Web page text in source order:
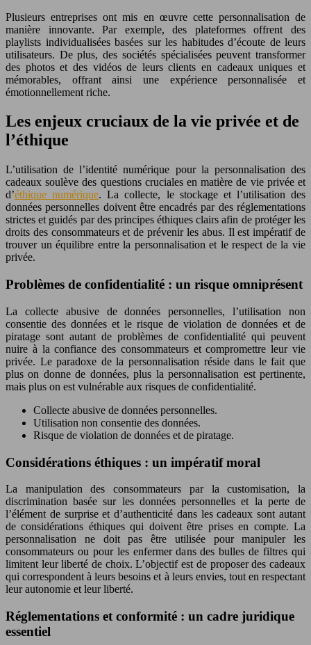
Plusieurs entreprises ont mis en œuvre cette personnalisation de
manière innovante. Par exemple, des plateformes offrent des
playlists individualisées basées sur les habitudes d’écoute de leurs
utilisateurs. De plus, des sociétés spécialisées peuvent transformer
des photos et des vidéos de leurs clients en cadeaux uniques et
mémorables, offrant ainsi une expérience personnalisée et
émotionnellement riche.
Les enjeux cruciaux de la vie privée et de
l’éthique
L’utilisation de l’identité numérique pour la personnalisation des
cadeaux soulève des questions cruciales en matière de vie privée et
d’éthique numérique. La collecte, le stockage et l’utilisation des
données personnelles doivent être encadrés par des réglementations
strictes et guidés par des principes éthiques clairs afin de protéger les
droits des consommateurs et de prévenir les abus. Il est impératif de
trouver un équilibre entre la personnalisation et le respect de la vie
privée.
Problèmes de confidentialité : un risque omniprésent
La collecte abusive de données personnelles, l’utilisation non
consentie des données et le risque de violation de données et de
piratage sont autant de problèmes de confidentialité qui peuvent
nuire à la confiance des consommateurs et compromettre leur vie
privée. Le paradoxe de la personnalisation réside dans le fait que
plus on donne de données, plus la personnalisation est pertinente,
mais plus on est vulnérable aux risques de confidentialité.
Collecte abusive de données personnelles.
Utilisation non consentie des données.
Risque de violation de données et de piratage.
Considérations éthiques : un impératif moral
La manipulation des consommateurs par la customisation, la
discrimination basée sur les données personnelles et la perte de
l’élément de surprise et d’authenticité dans les cadeaux sont autant
de considérations éthiques qui doivent être prises en compte. La
personnalisation ne doit pas être utilisée pour manipuler les
consommateurs ou pour les enfermer dans des bulles de filtres qui
limitent leur liberté de choix. L’objectif est de proposer des cadeaux
qui correspondent à leurs besoins et à leurs envies, tout en respectant
leur autonomie et leur liberté.
Réglementations et conformité : un cadre juridique
essentiel